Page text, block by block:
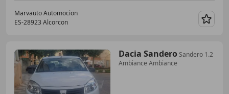
Marvauto Automocion
ES-28923 Alcorcon
Dacia Sandero Sandero 1.2
Ambiance Ambiance